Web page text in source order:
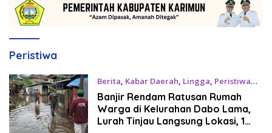
Peristiwa
Berita, Kabar Daerah, Lingga, Peristiwa
Januari 13, 2025
Banjir Rendam Ratusan Rumah
Warga di Kelurahan Dabo Lama,
Lurah Tinjau Langsung Lokasi, 1